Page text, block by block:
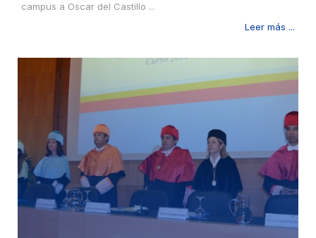
campus a Oscar del Castillo ...
Leer más ...